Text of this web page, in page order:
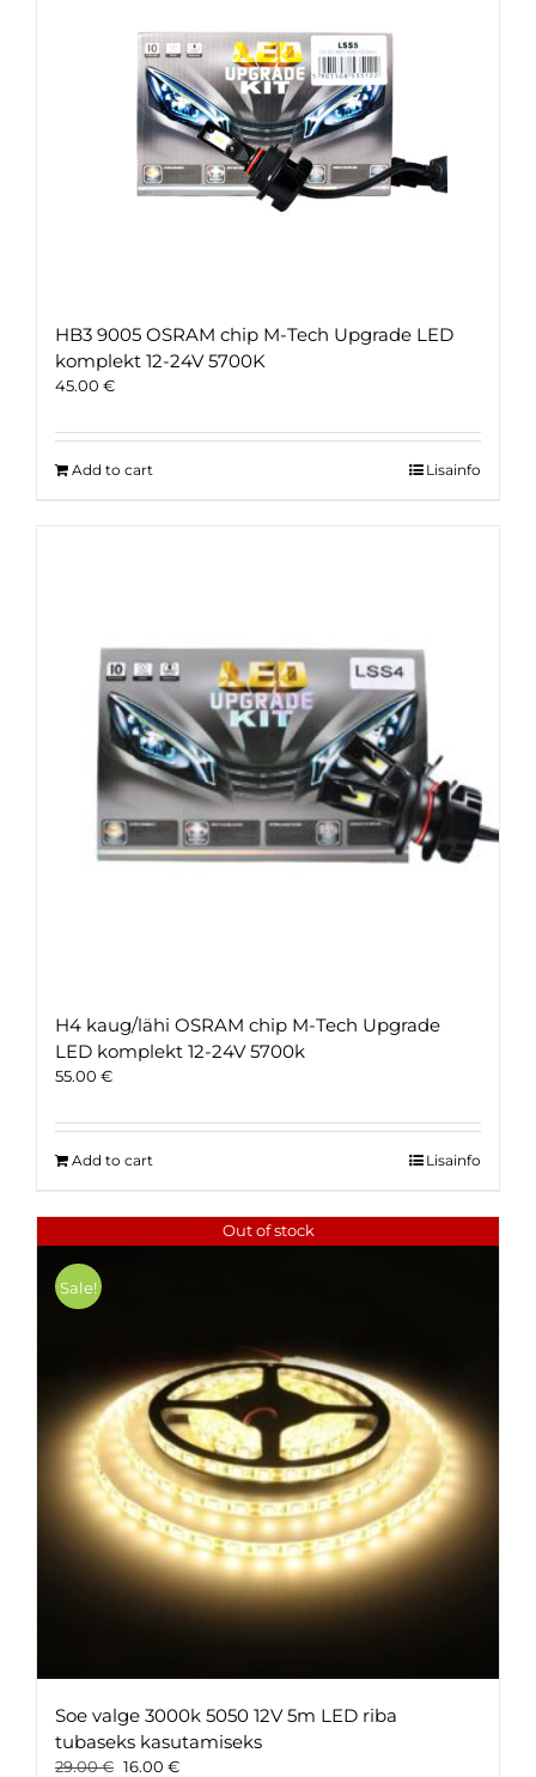
HB3 9005 OSRAM chip M-Tech Upgrade LED
komplekt 12-24V 5700K
45.00 €
Add to cart Lisainfo
H4 kaug/lähi OSRAM chip M-Tech Upgrade
LED komplekt 12-24V 5700k
55.00 €
Add to cart Lisainfo
Out of stock
Sale!
Soe valge 3000k 5050 12V 5m LED riba
tubaseks kasutamiseks
29.00€ Original
16.00 €Current